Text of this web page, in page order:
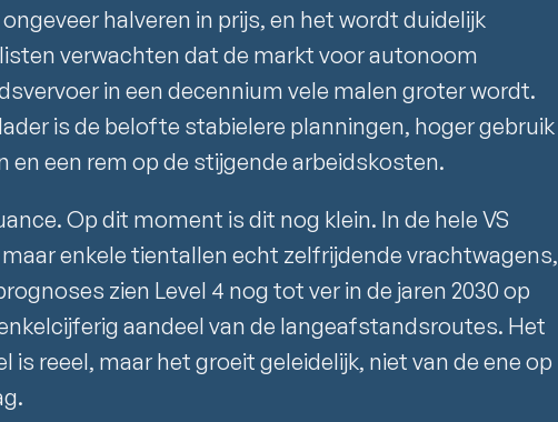
halveren in prijs, en het wordt duidelijk
verwachten dat de markt voor autonoom
in een decennium vele malen groter wordt.
is de belofte stabielere planningen, hoger gebruik
en een rem op de stijgende arbeidskosten.
Op dit moment is dit nog klein. In de hele VS
enkele tientallen echt zelfrijdende vrachtwagens,
zien Level 4 nog tot ver in de jaren 2030 op
aandeel van de langeafstandsroutes. Het
is reeel, maar het groeit geleidelijk, niet van de ene op